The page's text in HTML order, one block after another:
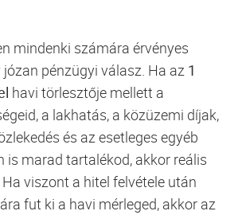
mindenki számára érvényes
józan pénzügyi válasz. Ha az 1
havi törlesztője mellett a
a lakhatás, a közüzemi díjak,
és az esetleges egyéb
is marad tartalékod, akkor reális
Ha viszont a hitel felvétele után
fut ki a havi mérleged, akkor az